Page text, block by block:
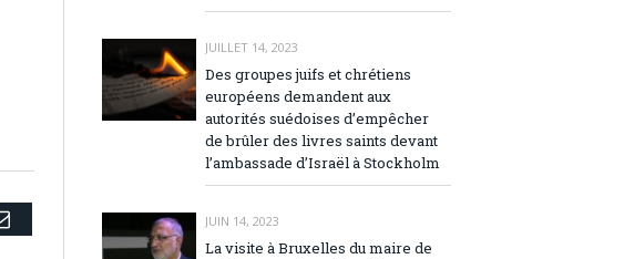
Email
JUILLET 14, 2023
Des groupes juifs et chrétiens
européens demandent aux
autorités suédoises d’empêcher
de brûler des livres saints devant
l’ambassade d’Israël à Stockholm
JUIN 14, 2023
La visite à Bruxelles du maire de